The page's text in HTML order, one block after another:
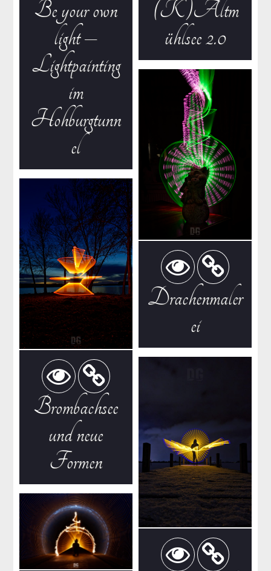
Be your own
light –
Lightpainting
im
Hohburgtunn
el
(K)Altm
ühlsee 2.0
Drachenmaler
ei
Brombachsee
und neue
Formen